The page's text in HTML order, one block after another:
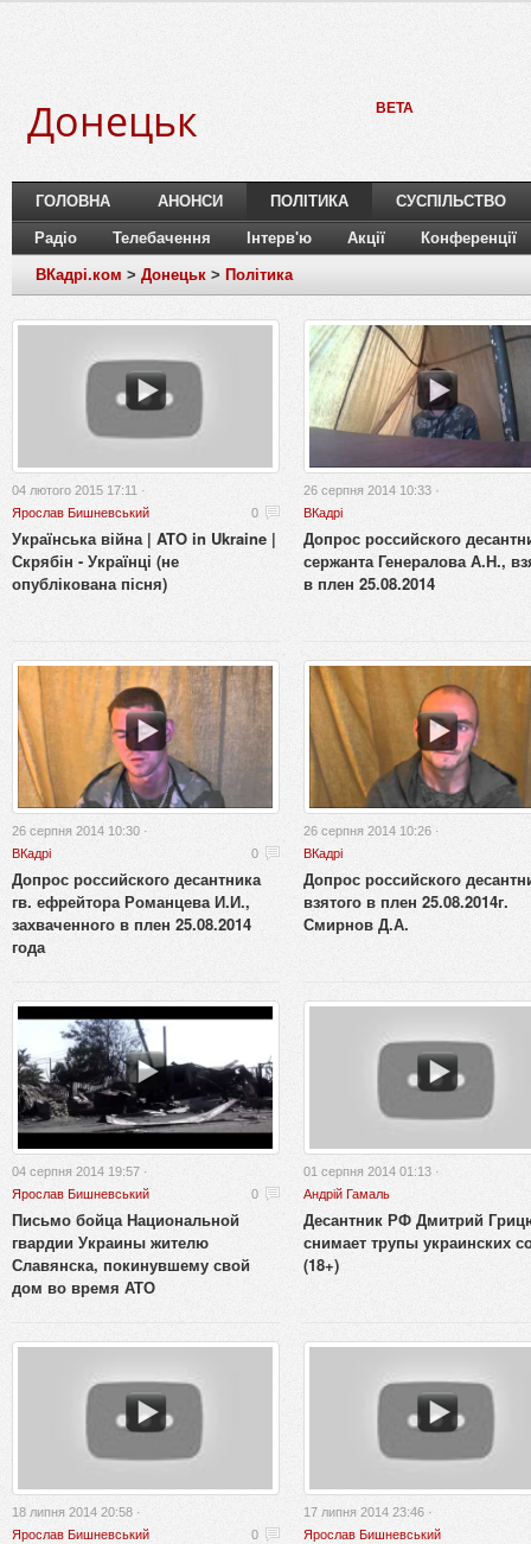
Донецьк BETA
ГОЛОВНА АНОНСИ ПОЛІТИКА СУСПІЛЬСТВО
Радіо Телебачення Інтерв'ю Акції Конференції
ВКадрі.ком > Донецьк > Політика
04 лютого 2015 17:11 ·
Ярослав Бишневський
0
Українська війна | ATO in Ukraine |
Скрябін - Українці (не
опублікована пісня)
26 серпня 2014 10:33 ·
ВКадрі
Допрос российского
сержанта Генералова А.Н.,
в плен 25.08.2014
26 серпня 2014 10:30 ·
ВКадрі
0
Допрос российского десантника
гв. ефрейтора Романцева И.И.,
захваченного в плен 25.08.2014
года
26 серпня 2014 10:26 ·
ВКадрі
Допрос российского
взятого в плен 25.08.2014г.
Смирнов Д.А.
04 серпня 2014 19:57 ·
Ярослав Бишневський
0
Письмо бойца Национальной
гвардии Украины жителю
Славянска, покинувшему свой
дом во время АТО
01 серпня 2014 01:13 ·
Андрій Гамаль
Десантник РФ Дмитрий
снимает трупы украинских
(18+)
18 липня 2014 20:58 ·
Ярослав Бишневський
0
17 липня 2014 23:46 ·
Ярослав Бишневський